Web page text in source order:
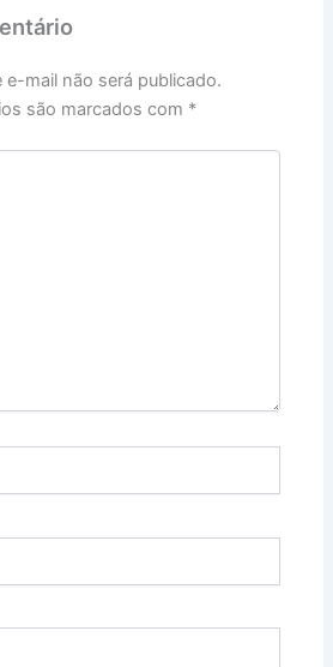
e-mail não será publicado.
são marcados com *